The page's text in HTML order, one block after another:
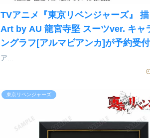
TVアニメ『東京リベンジャーズ』
Art by AU 龍宮寺堅 スーツver. キャ
ングラフ[アルマビアンカ]が予約受
ア...
東京リベンジャーズ